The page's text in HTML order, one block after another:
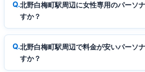
北野白梅町駅周辺に女性専用のパーソ
すか？
北野白梅町駅周辺で料金が安いパーソ
すか？